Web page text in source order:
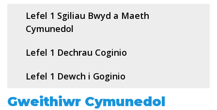
Gweithiwr Cymunedol
Lefel 1 Sgiliau Bwyd a Maeth
Cymunedol
Lefel 1 Dechrau Coginio
Lefel 1 Dewch i Goginio